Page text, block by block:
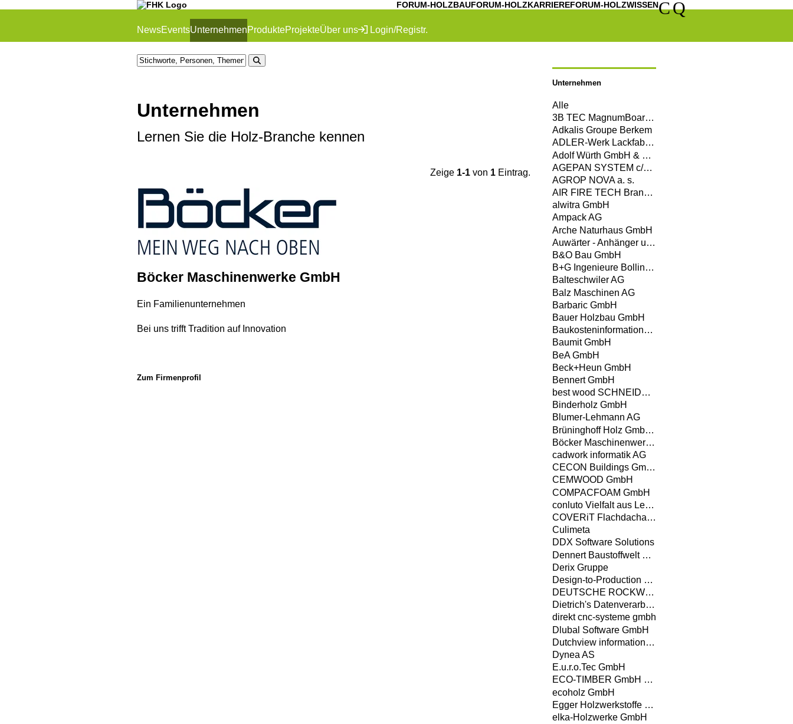
FORUM-HOLZBAUFORUM-HOLZKARRIEREFORUM-HOLZWISSENCQ
NewsEventsUnternehmenProdukteProjekteÜber uns Login/Registr.
Unternehmen
Lernen Sie die Holz-Branche kennen
Zeige 1-1von 1Eintrag.
Böcker Maschinenwerke GmbH
Ein Familienunternehmen
Bei uns trifft Tradition auf Innovation
Zum Firmenprofil
Unternehmen
Alle
3B TEC MagnumBoard GmbH
Adkalis Groupe Berkem
ADLER-Werk Lackfabrik Johann Berghofer GmbH & Co KG
Adolf Würth GmbH & Co. KG
AGEPAN SYSTEM c/o Sonae Arauco Deutschland GmbH
AGROP NOVA a. s.
AIR FIRE TECH Brandschutzsysteme GmbH
alwitra GmbH
Ampack AG
Arche Naturhaus GmbH
Auwärter - Anhänger und Aufbauten GmbH Co. KG
B&O Bau GmbH
B+G Ingenieure Bollinger und Grohmann GmbH
Balteschwiler AG
Balz Maschinen AG
Barbaric GmbH
Bauer Holzbau GmbH
Baukosteninformationszentrum Deutscher Architektenkammern GmbH
Baumit GmbH
BeA GmbH
Beck+Heun GmbH
Bennert GmbH
best wood SCHNEIDER GmbH
Binderholz GmbH
Blumer-Lehmann AG
Brüninghoff Holz GmbH & Co. KG
Böcker Maschinenwerke GmbH
cadwork informatik AG
CECON Buildings GmbH
CEMWOOD GmbH
COMPACFOAM GmbH
conluto Vielfalt aus Lehm
COVERiT Flachdachabdichtungstechnik GmbH
Culimeta
DDX Software Solutions
Dennert Baustoffwelt GmbH & Co. KG
Derix Gruppe
Design-to-Production GmbH
DEUTSCHE ROCKWOOL GmbH & Co. KG
Dietrich's Datenverarbeitungsgesellschaft für Handel und Produktion AG
direkt cnc-systeme gmbh
Dlubal Software GmbH
Dutchview information technology GmbH
Dynea AS
E.u.r.o.Tec GmbH
ECO-TIMBER GmbH & Co. KG
ecoholz GmbH
Egger Holzwerkstoffe Wismar GmbH & Co. KG
elka-Holzwerke GmbH